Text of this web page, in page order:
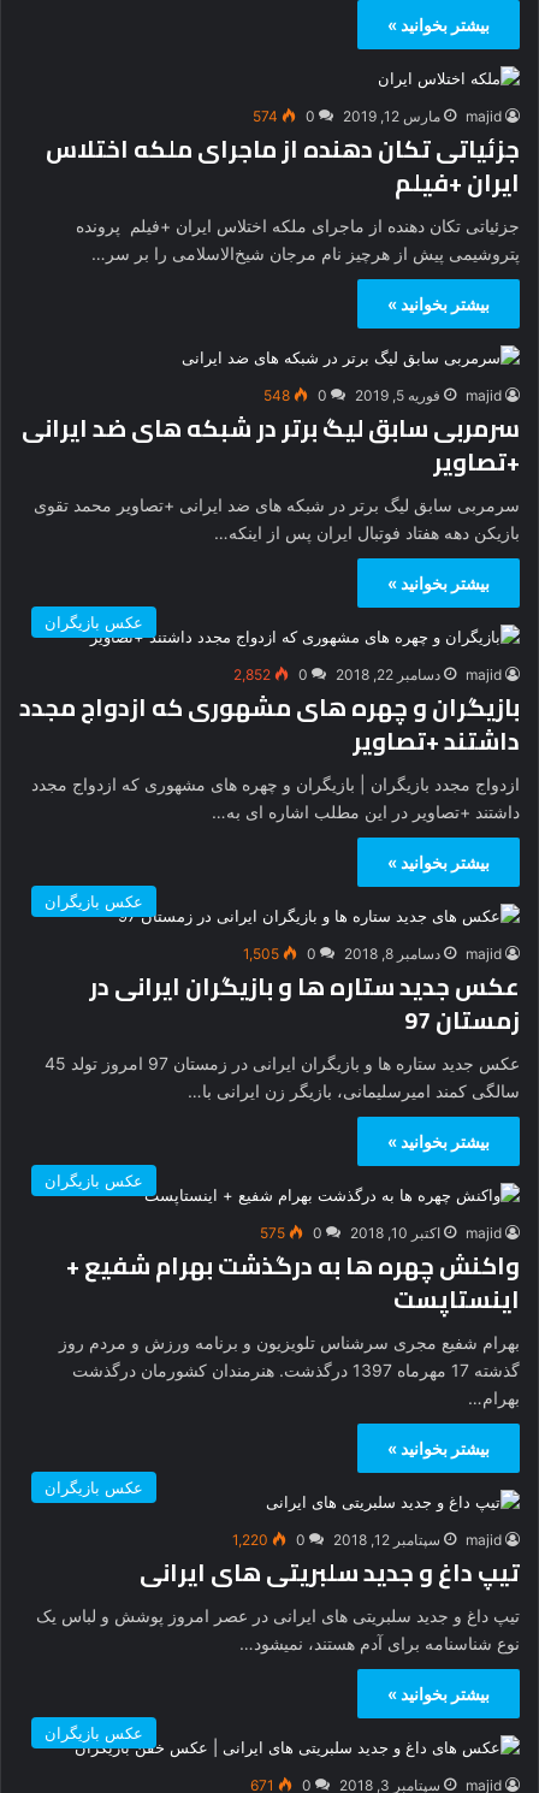
بیشتر بخوانید »
majid مارس 12, 2019 0
574
جزئیاتی تکان دهنده از ماجرای ملکه اختلاس
ایران +فیلم
جزئیاتی تکان دهنده از ماجرای ملکه اختلاس ایران +فیلم پرونده
پتروشیمی پیش از هرچیز نام مرجان شیخ‌الاسلامی را بر سر…
بیشتر بخوانید »
majid فوریه 5, 2019 0
548
سرمربی سابق لیگ برتر در شبکه های ضد ایرانی
+تصاویر
سرمربی سابق لیگ برتر در شبکه های ضد ایرانی +تصاویر محمد تقوی
بازیکن دهه هفتاد فوتبال ایران پس از اینکه…
بیشتر بخوانید »
عکس بازیگران
majid دسامبر 22, 2018 0
2,852
بازیگران و چهره های مشهوری که ازدواج مجدد
داشتند +تصاویر
ازدواج مجدد بازیگران | بازیگران و چهره های مشهوری که ازدواج مجدد
داشتند +تصاویر در این مطلب اشاره ای به…
بیشتر بخوانید »
عکس بازیگران
majid دسامبر 8, 2018 0
1,505
عکس جدید ستاره ها و بازیگران ایرانی در
زمستان 97
عکس جدید ستاره ها و بازیگران ایرانی در زمستان 97 امروز تولد 45
سالگی کمند امیرسلیمانی، بازیگر زن ایرانی با…
بیشتر بخوانید »
عکس بازیگران
majid اکتبر 10, 2018 0
575
واکنش چهره ها به درگذشت بهرام شفیع +
اینستاپست
بهرام شفیع مجری سرشناس تلویزیون و برنامه ورزش و مردم روز
گذشته 17 مهرماه 1397 درگذشت. هنرمندان کشورمان درگذشت
بهرام…
بیشتر بخوانید »
عکس بازیگران
majid سپتامبر 12, 2018 0
1,220
تیپ داغ و جدید سلبریتی های ایرانی
تیپ داغ و جدید سلبریتی های ایرانی در عصر امروز پوشش و لباس یک
نوع شناسنامه برای آدم هستند، نمیشود…
بیشتر بخوانید »
عکس بازیگران
majid سپتامبر 3, 2018 0
671